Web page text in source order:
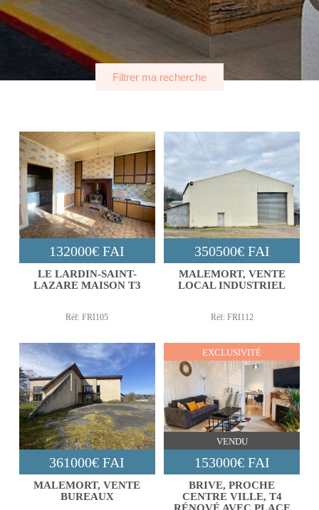
Filtrer ma recherche
132000€ FAI
LE LARDIN-SAINT-
LAZARE MAISON T3
Réf: FRI105
350500€ FAI
MALEMORT, VENTE
LOCAL INDUSTRIEL
Réf: FRI112
361000€ FAI
MALEMORT, VENTE
BUREAUX
VENDU
EXCLUSIVITÉ
153000€ FAI
BRIVE, PROCHE
CENTRE VILLE, T4